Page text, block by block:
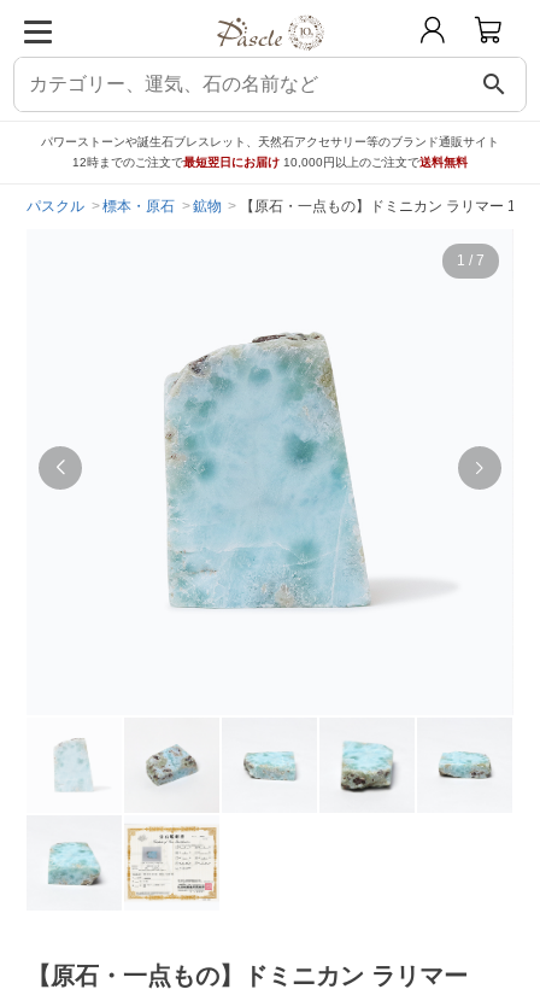
search
パワーストーンや誕生石ブレスレット、天然石アクセサリー等のブランド通販サイト
12時までのご注文で最短翌日にお届け 10,000円以上のご注文で送料無料
パスクル 標本・原石 鉱物 【原石・一点もの】ドミニカン ラリマー
1 / 7
【原石・一点もの】ドミニカン ラリマー